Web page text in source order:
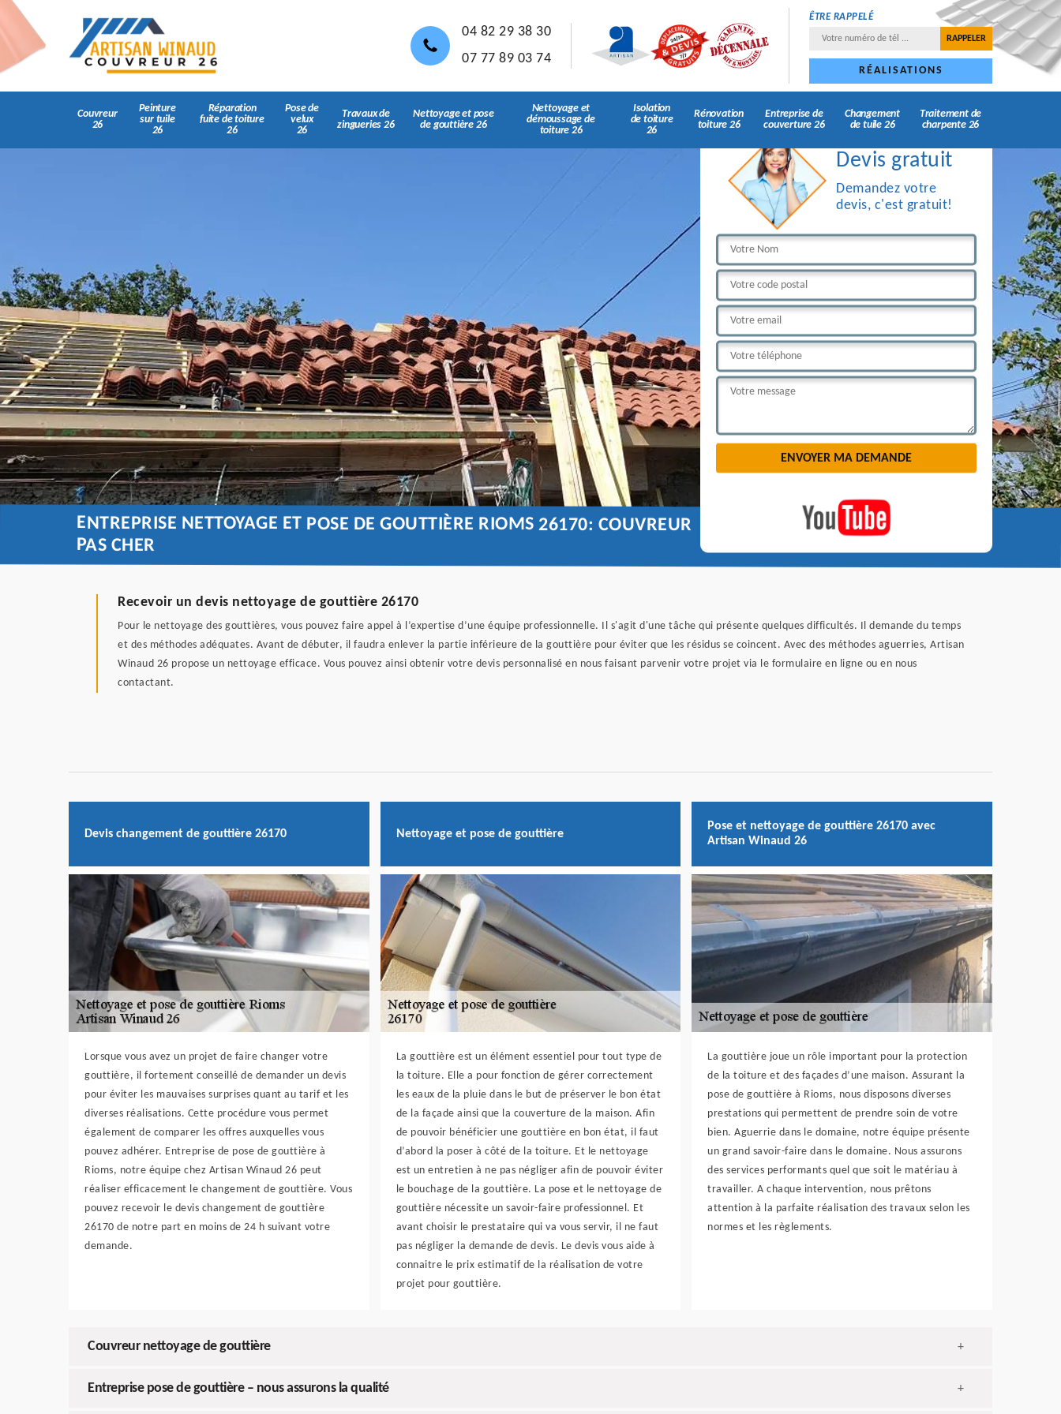
04 82 29 38 30
07 77 89 03 74
ÊTRE RAPPELÉ
RÉALISATIONS
Couvreur
26
Peinture
sur tuile
26
Réparation
fuite de toiture
26
Pose de
velux
26
Travaux de
zingueries 26
Nettoyage et pose
de gouttière 26
Nettoyage et
démoussage de
toiture 26
Isolation
de toiture
26
Rénovation
toiture 26
Entreprise de
couverture 26
Changement
de tuile 26
Traitement de
charpente 26
Devis gratuit
Demandez votre
devis, c'est gratuit!
ENTREPRISE NETTOYAGE ET POSE DE GOUTTIÈRE RIOMS 26170: COUVREUR
PAS CHER
Recevoir un devis nettoyage de gouttière 26170
Pour le nettoyage des gouttières, vous pouvez faire appel à l’expertise d’une équipe professionnelle. Il s'agit d'une tâche qui présente quelques difficultés. Il demande du temps
et des méthodes adéquates. Avant de débuter, il faudra enlever la partie inférieure de la gouttière pour éviter que les résidus se coincent. Avec des méthodes aguerries, Artisan
Winaud 26 propose un nettoyage efficace. Vous pouvez ainsi obtenir votre devis personnalisé en nous faisant parvenir votre projet via le formulaire en ligne ou en nous
contactant.
Devis changement de gouttière 26170
Lorsque vous avez un projet de faire changer votre
gouttière, il fortement conseillé de demander un devis
pour éviter les mauvaises surprises quant au tarif et les
diverses réalisations. Cette procédure vous permet
également de comparer les offres auxquelles vous
pouvez adhérer. Entreprise de pose de gouttière à
Rioms, notre équipe chez Artisan Winaud 26 peut
réaliser efficacement le changement de gouttière. Vous
pouvez recevoir le devis changement de gouttière
26170 de notre part en moins de 24 h suivant votre
demande.
Nettoyage et pose de gouttière
La gouttière est un élément essentiel pour tout type de
la toiture. Elle a pour fonction de gérer correctement
les eaux de la pluie dans le but de préserver le bon état
de la façade ainsi que la couverture de la maison. Afin
de pouvoir bénéficier une gouttière en bon état, il faut
d’abord la poser à côté de la toiture. Et le nettoyage
est un entretien à ne pas négliger afin de pouvoir éviter
le bouchage de la gouttière. La pose et le nettoyage de
gouttière nécessite un savoir-faire professionnel. Et
avant choisir le prestataire qui va vous servir, il ne faut
pas négliger la demande de devis. Le devis vous aide à
connaitre le prix estimatif de la réalisation de votre
projet pour gouttière.
Pose et nettoyage de gouttière 26170 avec
Artisan Winaud 26
La gouttière joue un rôle important pour la protection
de la toiture et des façades d’une maison. Assurant la
pose de gouttière à Rioms, nous disposons diverses
prestations qui permettent de prendre soin de votre
bien. Aguerrie dans le domaine, notre équipe présente
un grand savoir-faire dans le domaine. Nous assurons
des services performants quel que soit le matériau à
travailler. A chaque intervention, nous prêtons
attention à la parfaite réalisation des travaux selon les
normes et les règlements.
Couvreur nettoyage de gouttière +
Entreprise pose de gouttière – nous assurons la qualité +